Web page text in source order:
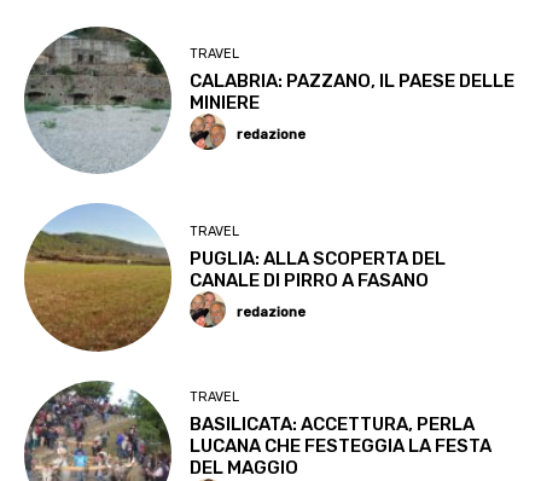
TRAVEL
CALABRIA: PAZZANO, IL PAESE DELLE
MINIERE
redazione
TRAVEL
PUGLIA: ALLA SCOPERTA DEL
CANALE DI PIRRO A FASANO
redazione
TRAVEL
BASILICATA: ACCETTURA, PERLA
LUCANA CHE FESTEGGIA LA FESTA
DEL MAGGIO